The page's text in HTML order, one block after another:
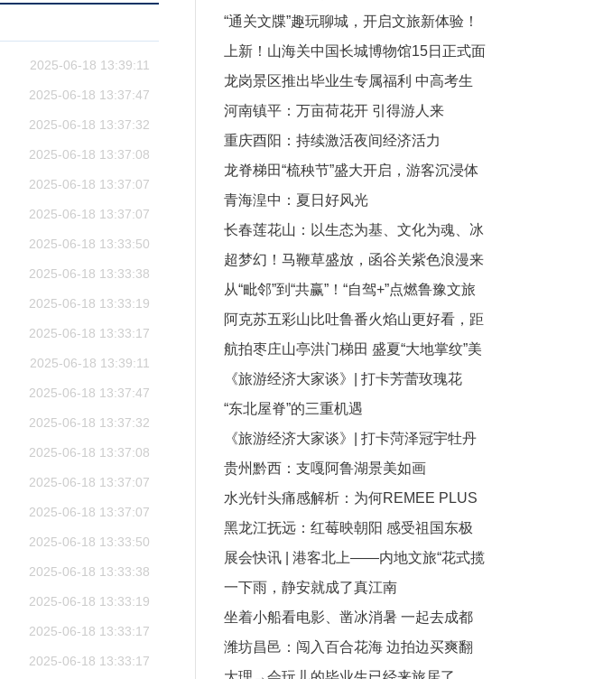
2025-06-18 13:39:11
2025-06-18 13:37:47
2025-06-18 13:37:32
2025-06-18 13:37:08
2025-06-18 13:37:07
2025-06-18 13:37:07
2025-06-18 13:33:50
2025-06-18 13:33:38
2025-06-18 13:33:19
2025-06-18 13:33:17
2025-06-18 13:39:11
2025-06-18 13:37:47
2025-06-18 13:37:32
2025-06-18 13:37:08
2025-06-18 13:37:07
2025-06-18 13:37:07
2025-06-18 13:33:50
2025-06-18 13:33:38
2025-06-18 13:33:19
2025-06-18 13:33:17
2025-06-18 13:33:17
江北岸建起温泉小镇
“通关文牒”趣玩聊城，开启文旅新体验！
上新！山海关中国长城博物馆15日正式面
向公众开放
龙岗景区推出毕业生专属福利 中高考生
享门票优惠开启毕业之旅
河南镇平：万亩荷花开 引得游人来
重庆酉阳：持续激活夜间经济活力
龙脊梯田“梳秧节”盛大开启，游客沉浸体
验农耕文化
青海湟中：夏日好风光
长春莲花山：以生态为基、文化为魂、冰
雪为翼 打造全国文旅产业新高地
超梦幻！马鞭草盛放，函谷关紫色浪漫来
袭
从“毗邻”到“共赢”！“自驾+”点燃鲁豫文旅
共同体“新引擎”
阿克苏五彩山比吐鲁番火焰山更好看，距
独库公路终点仅200公里
航拍枣庄山亭洪门梯田 盛夏“大地掌纹”美
如画卷
《旅游经济大家谈》| 打卡芳蕾玫瑰花
乡，共赴一场纯粹的“花之盛宴”
“东北屋脊”的三重机遇
《旅游经济大家谈》| 打卡菏泽冠宇牡丹
园，感受这场跨越千年的国色盛宴
贵州黔西：支嘎阿鲁湖景美如画
水光针头痛感解析：为何REMEE PLUS
九针能减轻注射疼痛？
黑龙江抚远：红莓映朝阳 感受祖国东极
好风光
展会快讯 | 港客北上——内地文旅“花式揽
客”实处浑身解数
一下雨，静安就成了真江南
坐着小船看电影、凿冰消暑 一起去成都
铁像寺水街过夏天
潍坊昌邑：闯入百合花海 边拍边买爽翻